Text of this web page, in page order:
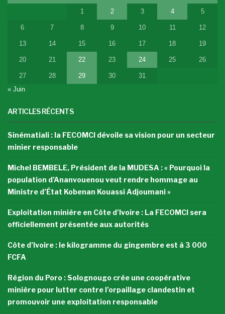
1 2 3 4 5
6 7 8 9 10 11 12
13 14 15 16 17 18 19
20 21 22 23 24 25 26
27 28 29 30
31
« Juin
ARTICLES RÉCENTS
Sinématiali : la FECOMCI dévoile sa vision pour un secteur
minier responsable
Michel BEMBELE, Président de la MUDESA : « Pourquoi la
population d’Ananvouenou veut rendre hommage au
Ministre d’État Kobenan Kouassi Adjoumani »
Exploitation minière en Côte d’Ivoire : La FECOMCI sera
officiellement présentée aux autorités
Côte d’Ivoire : le kilogramme du gingembre est à 3 000
FCFA
Région du Poro : Solognougo crée une coopérative
minière pour lutter contre l’orpaillage clandestin et
promouvoir une exploitation responsable